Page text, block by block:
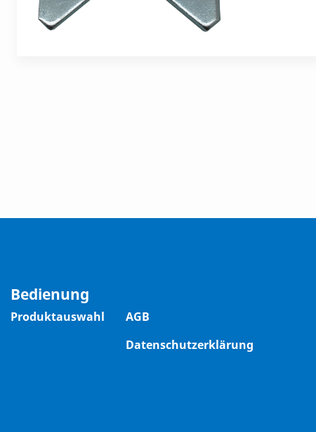
Bedienung
Produktauswahl
AGB
Datenschutzerklärung